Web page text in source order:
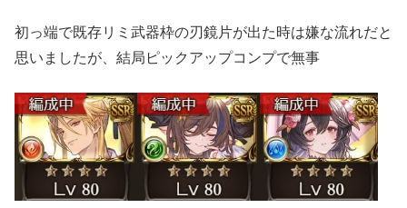
初っ端で既存リミ武器枠の刃鏡片が出た時は嫌な流れだと
思いましたが、結局ピックアップコンプで無事